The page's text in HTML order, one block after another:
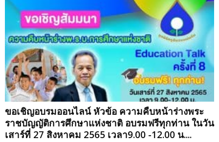
ขอเชิญอบรมออนไลน์ หัวข้อ ความคืบหน้าร่างพระ
ราชบัญญัติการศึกษาแห่งชาติ อบรมฟรีทุกท่าน ในวัน
เสาร์ที่ 27 สิงหาคม 2565 เวลา9.00 -12.00 น....